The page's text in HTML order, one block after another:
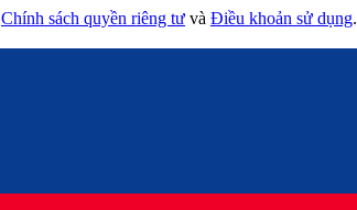
Chính sách quyền riêng tư và Điều khoản sử dụng.